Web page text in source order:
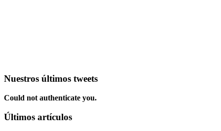
Nuestros últimos tweets
Could not authenticate you.
Últimos artículos